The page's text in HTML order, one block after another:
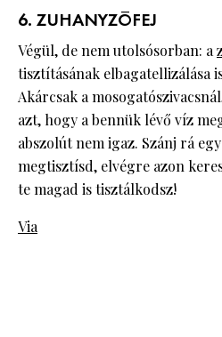
6. ZUHANYZÓFEJ
Végül, de nem utolsósorban: a
tisztításának elbagatellizálása
Akárcsak a
azt, hogy a bennük lévő víz
abszolút nem igaz. Szánj rá
megtisztísd, elvégre azon
te magad is tisztálkodsz!
Via